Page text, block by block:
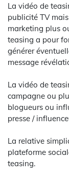
La vidéo de
publicité TV
marketing plus
teasing a pour
générer
message
La vidéo de
campagne ou
blogueurs ou
presse /
La relative
plateforme
teasing.